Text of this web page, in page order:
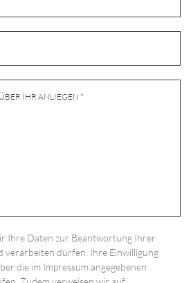
Ihre Daten zur Beantwortung Ihrer
verarbeiten dürfen. Ihre Einwilligung
die im Impressumangegebenen